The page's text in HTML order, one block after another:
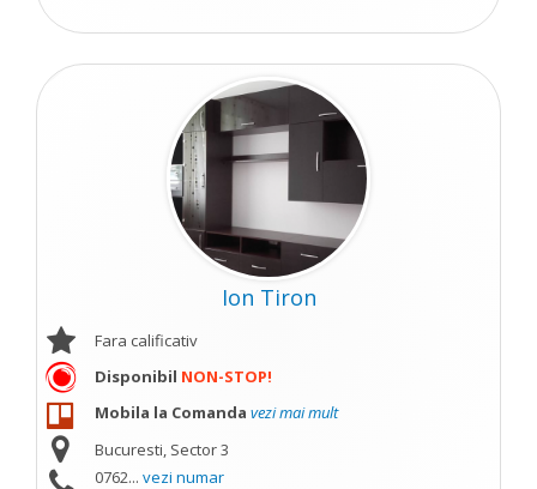
Ion Tiron
Fara calificativ
Disponibil NON-STOP!
Mobila la Comanda vezi mai mult
Bucuresti, Sector 3
0762... vezi numar